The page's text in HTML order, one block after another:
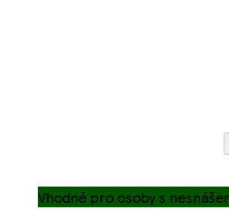
Vhodné pro osoby s